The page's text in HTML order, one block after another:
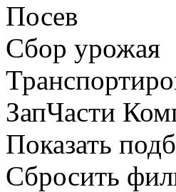
Посев
Сбор урожая
ЗапЧасти
Показать
Сбросить